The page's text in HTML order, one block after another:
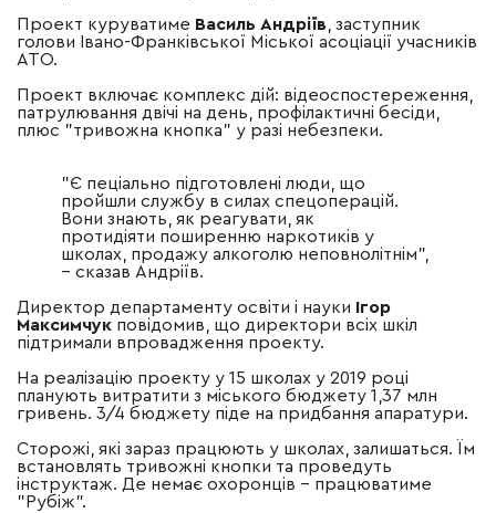
Проект куруватиме Василь Андріїв , заступник
голови Івано-Франківської Міської асоціації учасників
АТО.
Проект включає комплекс дій: відеоспостереження,
патрулювання двічі на день, профілактичні бесіди,
плюс "тривожна кнопка" у разі небезпеки.
"Є пеціально підготовлені люди, що
пройшли службу в силах спецоперацій.
Вони знають, як реагувати, як
протидіяти поширенню наркотиків у
школах, продажу алкоголю неповнолітнім",
– сказав Андріїв.
Директор департаменту освіти і науки Ігор
Максимчук повідомив, що директори всіх шкіл
підтримали впровадження проекту.
На реалізацію проекту у 15 школах у 2019 році
планують витратити з міського бюджету 1,37 млн
гривень. 3/4 бюджету піде на придбання апаратури.
Сторожі, які зараз працюють у школах, залишаться. Їм
встановлять тривожні кнопки та проведуть
інструктаж. Де немає охоронців – працюватиме
"Рубіж".